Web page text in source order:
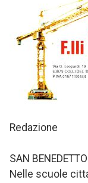
Redazione
SAN
Nelle scuole